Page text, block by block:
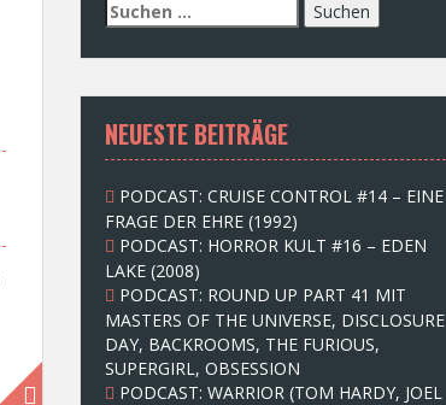
S
u
c
e
n
n
c
h
:
NEUESTE BEITRÄGE
PODCAST: CRUISE CONTROL #14 – EINE
FRAGE DER EHRE (1992)
PODCAST: HORROR KULT #16 – EDEN
LAKE (2008)
PODCAST: ROUND UP PART 41 MIT
MASTERS OF THE UNIVERSE, DISCLOSURE
DAY, BACKROOMS, THE FURIOUS,
SUPERGIRL, OBSESSION
PODCAST: WARRIOR (TOM HARDY, JOEL